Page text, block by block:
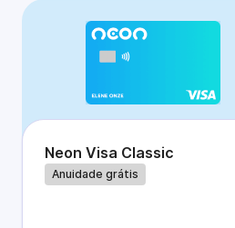
Neon Visa Classic
Anuidade grátis